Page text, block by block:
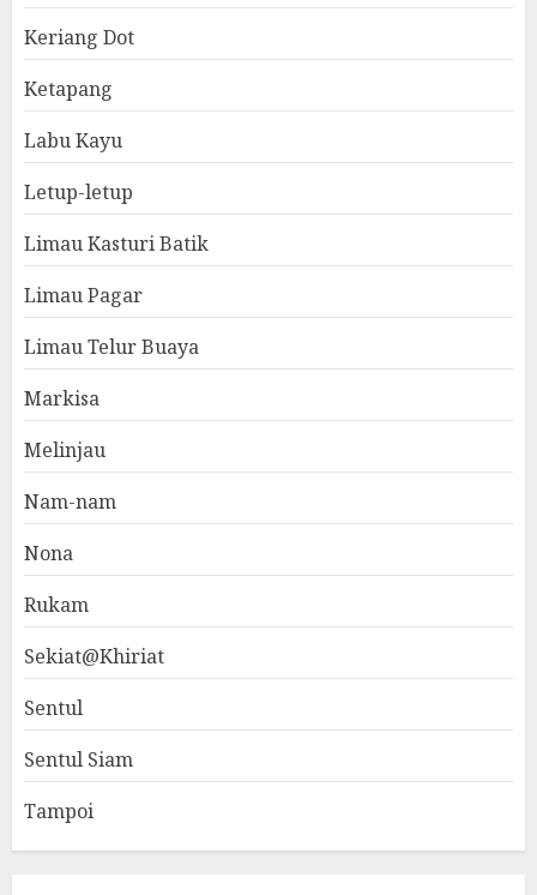
Keriang Dot
Ketapang
Labu Kayu
Letup-letup
Limau Kasturi Batik
Limau Pagar
Limau Telur Buaya
Markisa
Melinjau
Nam-nam
Nona
Rukam
Sekiat@Khiriat
Sentul
Sentul Siam
Tampoi